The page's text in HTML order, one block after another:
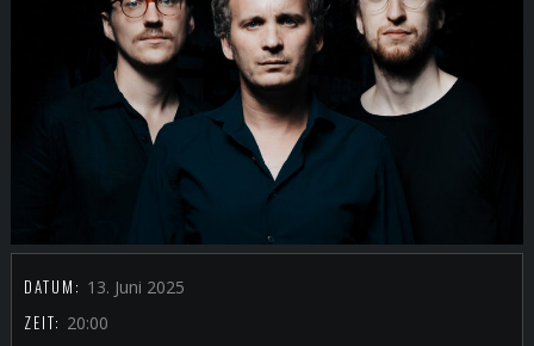
DATUM: 13. Juni 2025
ZEIT: 20:00